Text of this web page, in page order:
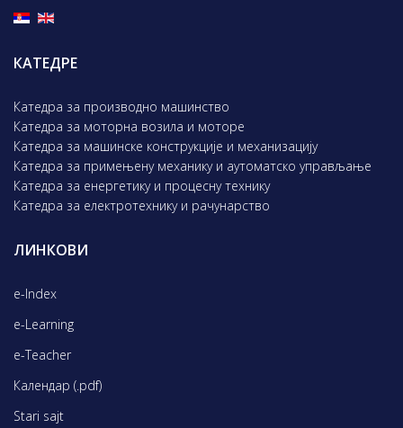
КАТЕДРЕ
Катедра за производно машинство
Катедра за моторна возила и моторе
Катедра за машинске конструкције и механизацију
Катедра за примењену механику и аутоматско управљање
Катедра за енергетику и процесну технику
Катедра за електротехнику и рачунарство
ЛИНКОВИ
e-Index
e-Learning
e-Teacher
Календар (.pdf)
Stari sajt